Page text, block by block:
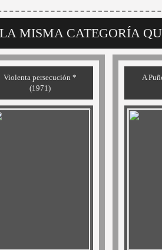
MISMA CATEGORÍA
Violenta persecución *
(1971)
A